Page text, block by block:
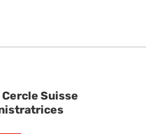
Suisse